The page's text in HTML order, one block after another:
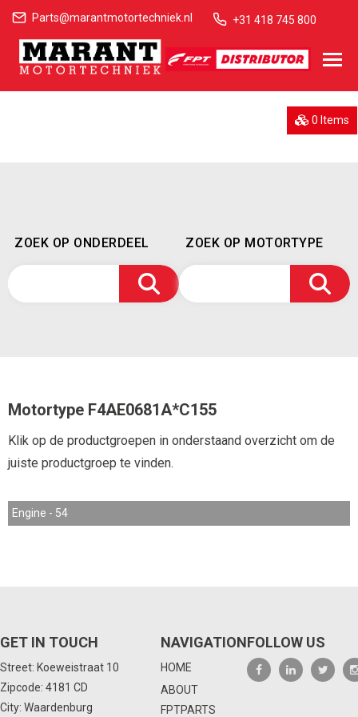
Parts@marantmotortechniek.nl +31 418 745 800
0 Items
ZOEK OP ONDERDEEL ZOEK OP MOTORTYPE
Motortype F4AE0681A*C155
Klik op de productgroepen in onderstaand overzicht om de
juiste productgroep te vinden.
Engine - 54
GET IN TOUCH
Street: Koeweistraat 10
Zipcode: 4181 CD
City: Waardenburg
NAVIGATION
HOME
ABOUT
FPTPARTS
FOLLOW US